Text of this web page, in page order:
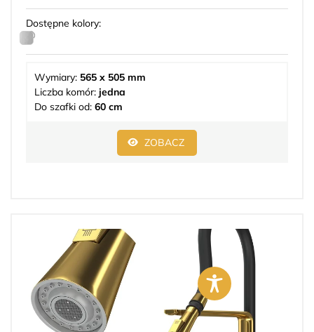
Dostępne kolory:
Wymiary: 565 x 505 mm
Liczba komór: jedna
Do szafki od: 60 cm
ZOBACZ